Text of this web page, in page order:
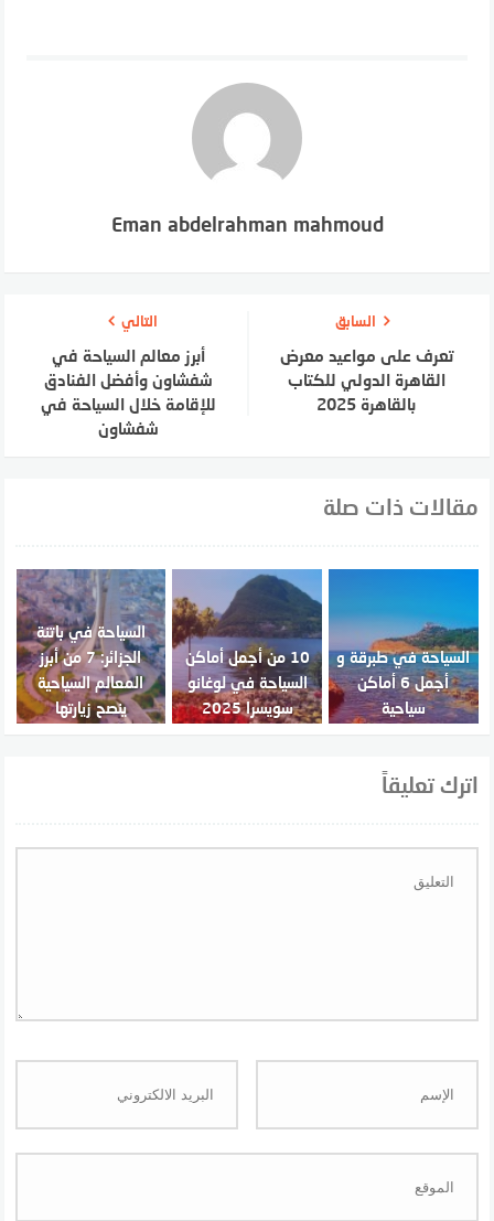
Eman abdelrahman mahmoud
السابق
تعرف على مواعيد معرض
القاهرة الدولي للكتاب
بالقاهرة 2025
التالي
أبرز معالم السياحة في
شفشاون وأفضل الفنادق
للإقامة خلال السياحة في
شفشاون
مقالات ذات صلة
السياحة في طبرقة و
أجمل 6 أماكن
سياحية
10 من أجمل أماكن
السياحة في لوغانو
سويسرا 2025
السياحة في باتنة
الجزائر: 7 من أبرز
المعالم السياحية
ينصح زيارتها
اترك تعليقاً